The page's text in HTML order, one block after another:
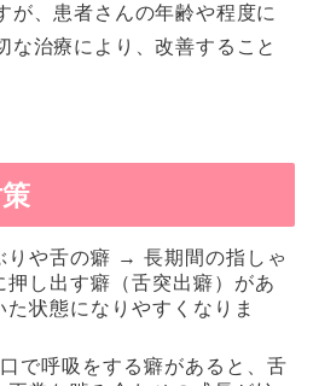
が、患者さんの年齢や程度に
な治療により、改善すること
りや舌の癖 → 長期間の指しゃ
押し出す癖（舌突出癖）があ
た状態になりやすくなりま
で呼吸をする癖があると、舌